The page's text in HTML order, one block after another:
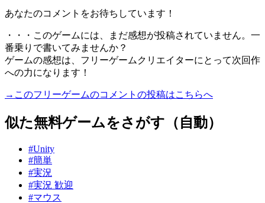
あなたのコメントをお待ちしています！
・・・このゲームには、まだ感想が投稿されていません。一
番乗りで書いてみませんか？
ゲームの感想は、フリーゲームクリエイターにとって次回作
への力になります！
→このフリーゲームのコメントの投稿はこちらへ
似た無料ゲームをさがす（自動）
#Unity
#簡単
#実況
#実況 歓迎
#マウス